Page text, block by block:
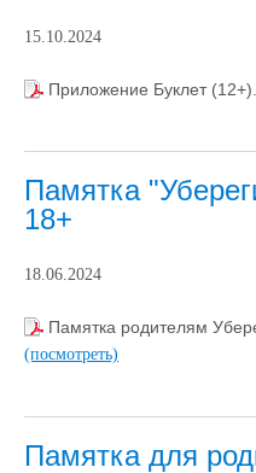
15.10.2024
Приложение Буклет
Памятка
18+
18.06.2024
Памятка родителям
(посмотреть)
Памятка для